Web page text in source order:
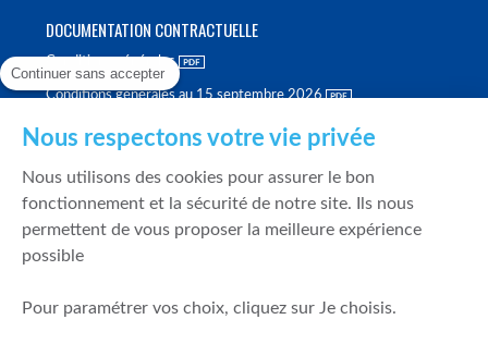
DOCUMENTATION CONTRACTUELLE
Conditions générales
Conditions générales au 15 septembre 2026
Politique de meilleure sélection
Politique de durabilité
Fonds de garantie des dépôts et de résolution
Continuer sans accepter
Nous respectons votre vie privée
Nous utilisons des cookies pour assurer le bon
fonctionnement et la sécurité de notre site. Ils nous
permettent de vous proposer la meilleure expérience
possible
Pour paramétrer vos choix, cliquez sur Je choisis.